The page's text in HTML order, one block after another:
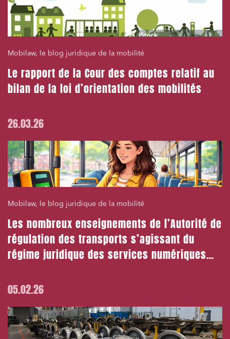
Mobilaw, le blog juridique de la mobilité
Le rapport de la Cour des comptes relatif au
bilan de la loi d’orientation des mobilités
26.03.26
Mobilaw, le blog juridique de la mobilité
Les nombreux enseignements de l’Autorité de
régulation des transports s’agissant du
régime juridique des services numériques
05.02.26